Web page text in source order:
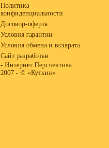
Политика
конфиденциальности
Договор-оферта
Условия гарантии
Условия обмена и возврата
Сайт разработан
- Интернет Перспектива
2007 - © «Куткин»